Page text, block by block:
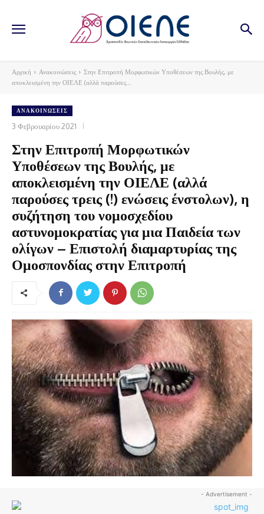
Αρχική Ανακοινώσεις
Στην Επιτροπή Μορφωτικών Υποθέσεων της Βουλής, με
αποκλεισμένη την ΟΙΕΛΕ (αλλά παρούσες...
ΑΝΑΚΟΙΝΏΣΕΙΣ
3 Φεβρουαρίου 2021
Στην Επιτροπή Μορφωτικών
Υποθέσεων της Βουλής, με
αποκλεισμένη την ΟΙΕΛΕ (αλλά
παρούσες τρεις (!) ενώσεις ένστολων), η
συζήτηση του νομοσχεδίου
αστυνομοκρατίας για μια Παιδεία των
ολίγων – Επιστολή διαμαρτυρίας της
Ομοσπονδίας στην Επιτροπή
- Advertisement -